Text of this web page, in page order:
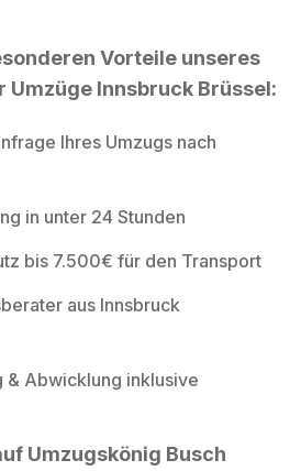
Vorteile unseres
Innsbruck Brüssel:
Ihres Umzugs nach
in unter 24 Stunden
bis 7.500€ für den Transport
aus Innsbruck
& Abwicklung inklusive
Umzugskönig Busch